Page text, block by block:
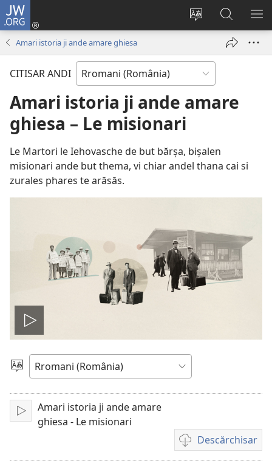
JW.ORG
Paruv
le
site-
Loghisao-
tu
window)
Rode
po
JW.ORG
Amari istoria ji ande amare ghiesa
CITISAR ANDI
Amari istoria ji ande amare
ghiesa – Le misionari
Le Martori le Iehovasche de but bărșa, bișalen
misionari ande but thema, vi chiar andel thana cai si
zurales phares te arăsăs.
De
drom
o
video
Alosar
şib
De
drom
Amari istoria ji ande amare
ghiesa - Le misionari
Descărchisar
Opțiuni
cai